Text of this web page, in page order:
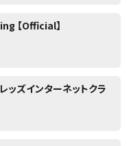
【Official】
ッズインターネットクラ